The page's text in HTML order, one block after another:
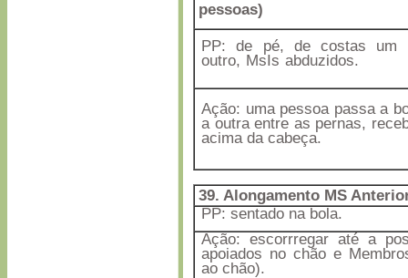
pessoas)
PP: de pé, de costas um
outro, MsIs abduzidos.
Ação: uma pessoa passa a
a outra entre as pernas,
acima da cabeça.
39. Alongamento MS
PP: sentado na bola.
Ação: escorrregar até a
apoiados no chão e
ao chão).